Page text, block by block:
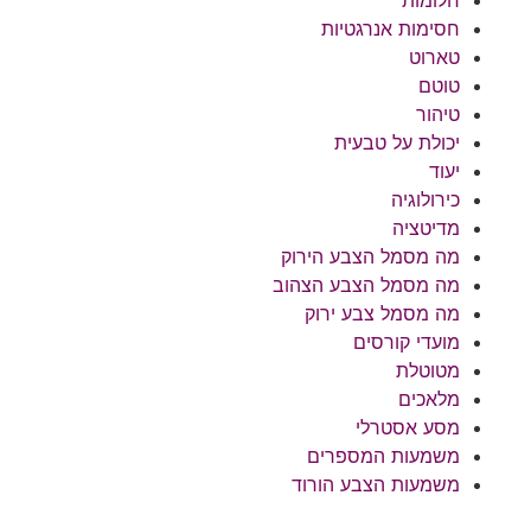
חסימות אנרגטיות
טארוט
טוטם
טיהור
יכולת על טבעית
יעוד
כירולוגיה
מדיטציה
מה מסמל הצבע הירוק
מה מסמל הצבע הצהוב
מה מסמל צבע ירוק
מועדי קורסים
מטוטלת
מלאכים
מסע אסטרלי
משמעות המספרים
משמעות הצבע הורוד